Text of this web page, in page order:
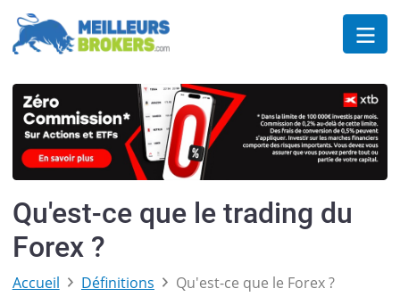
Qu'est-ce que le trading du
Forex ?
Accueil Définitions Qu'est-ce que le Forex ?